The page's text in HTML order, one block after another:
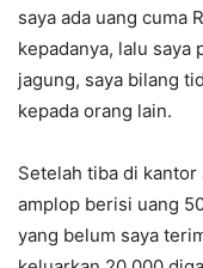
saya ada uang cuma
kepadanya, lalu saya
jagung, saya bilang
kepada orang lain.
Setelah tiba di kantor
amplop berisi uang
yang belum saya